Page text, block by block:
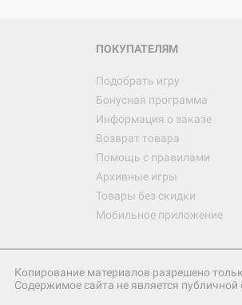
ПОКУПАТЕЛЯМ
Подобрать игру
Бонусная программа
Информация о заказе
Возврат товара
Помощь с правилами
Архивные игры
Товары без скидки
Мобильное приложение
Копирование материалов разрешено
Содержимое сайта не является публичной